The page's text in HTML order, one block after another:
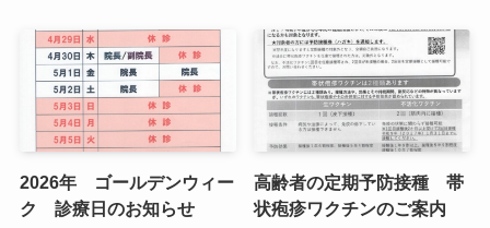
2026年 ゴールデンウィー
ク 診療日のお知らせ
高齢者の定期予防接種 帯
状疱疹ワクチンのご案内